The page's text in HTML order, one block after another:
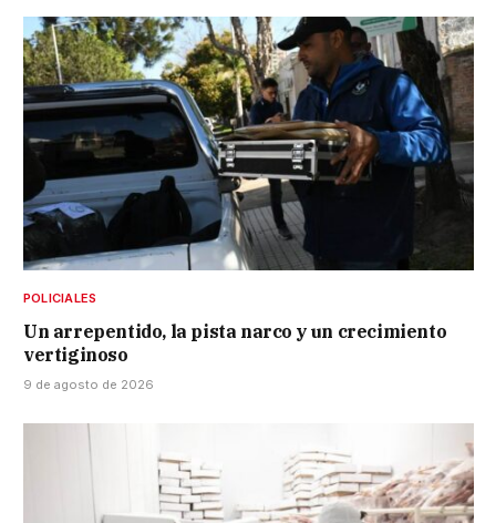
POLICIALES
Un arrepentido, la pista narco y un crecimiento
vertiginoso
9 de agosto de 2026